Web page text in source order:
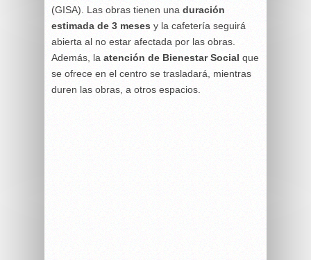
(GISA). Las obras tienen una duración
estimada de 3 meses y la cafetería seguirá
abierta al no estar afectada por las obras.
Además, la atención de Bienestar Social que
se ofrece en el centro se trasladará, mientras
duren las obras, a otros espacios.